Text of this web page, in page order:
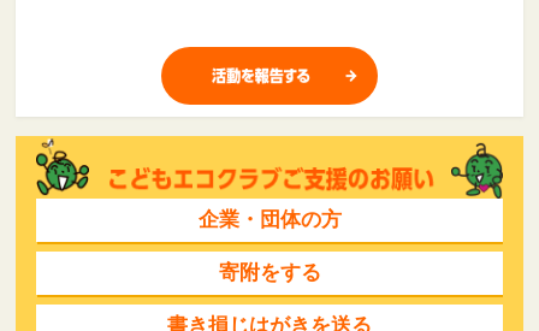
企業・団体の方
寄附をする
書き損じはがきを送る